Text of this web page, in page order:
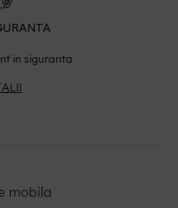
in siguranta
mobila